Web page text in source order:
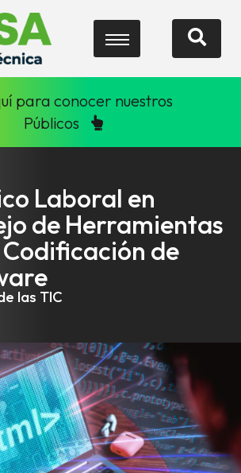
para conocer nuestros
Públicos
Laboral en
de Herramientas
de
las TIC